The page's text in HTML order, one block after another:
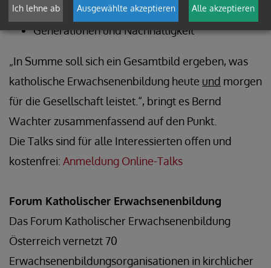
Wirtschaft und Soziales
Generationen und Nachhaltigkeit
„In Summe soll sich ein Gesamtbild ergeben, was
katholische Erwachsenenbildung heute und morgen
für die Gesellschaft leistet.“, bringt es Bernd
Wachter zusammenfassend auf den Punkt.
Die Talks sind für alle Interessierten offen und
kostenfrei: Anmeldung Online-Talks
Forum Katholischer Erwachsenenbildung
Das Forum Katholischer Erwachsenenbildung
Österreich vernetzt 70
Erwachsenenbildungsorganisationen in kirchlicher
Ich lehne ab Ausgewählte akzeptieren Alle akzeptieren